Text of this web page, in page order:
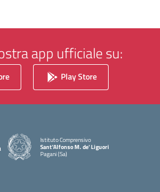
app ufficiale su:
Play Store
Istituto Comprensivo
Sant'Alfonso M. de' Liguori
Pagani (Sa)
— Visita la pagina iniziale della scuola